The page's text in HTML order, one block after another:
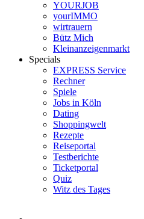
YOURJOB
yourIMMO
wirtrauern
Bütz Mich
Kleinanzeigenmarkt
Specials
EXPRESS Service
Rechner
Spiele
Jobs in Köln
Dating
Shoppingwelt
Rezepte
Reiseportal
Testberichte
Ticketportal
Quiz
Witz des Tages